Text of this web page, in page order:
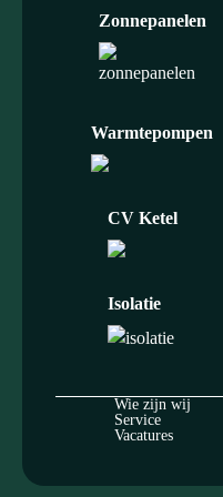
Zonnepanelen
Warmtepompen
CV Ketel
Isolatie
Wie zijn wij
Service
Vacatures